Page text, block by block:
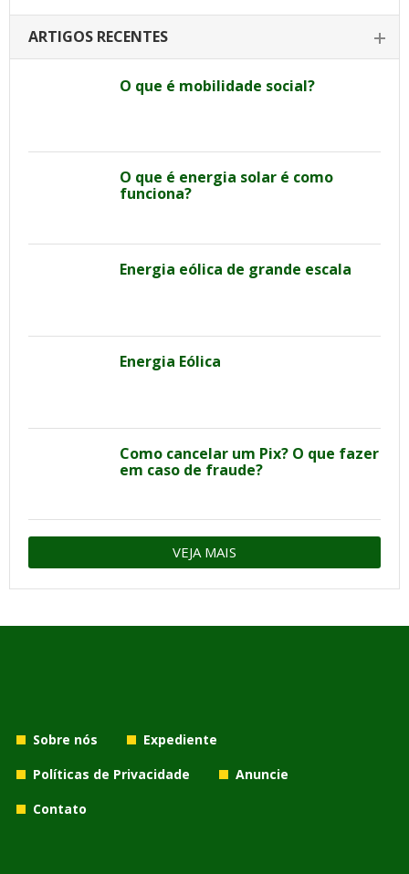
ARTIGOS RECENTES
O que é mobilidade social?
O que é energia solar é como
funciona?
Energia eólica de grande escala
Energia Eólica
Como cancelar um Pix? O que fazer
em caso de fraude?
VEJA MAIS
Sobre nós
Expediente
Políticas de Privacidade
Anuncie
Contato